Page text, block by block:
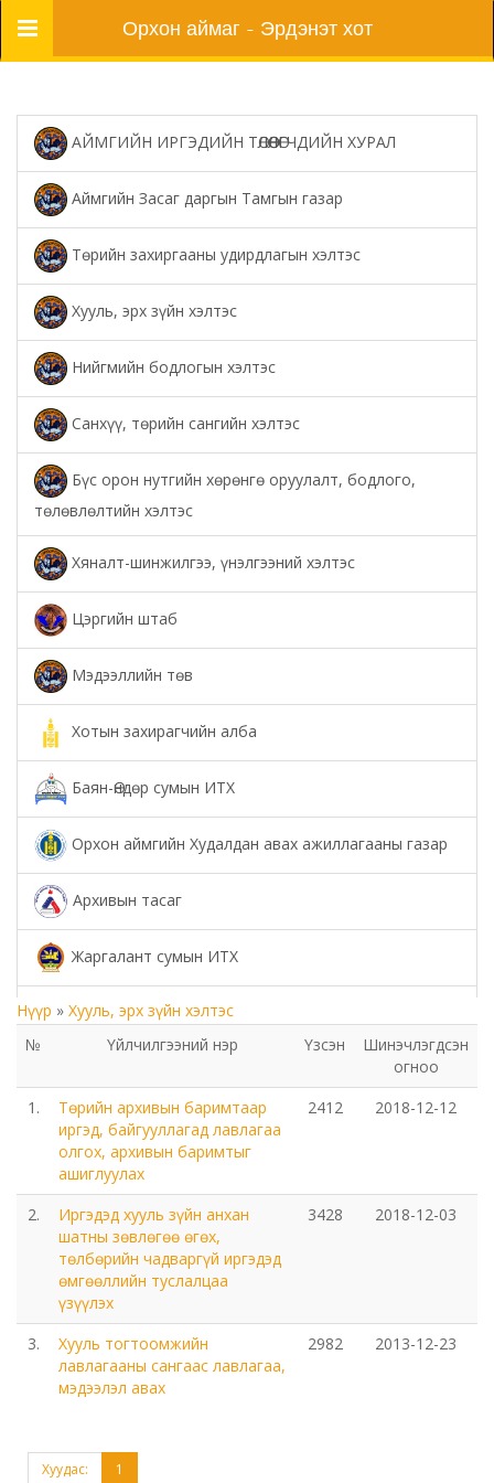
Цэс Орхон аймаг - Эрдэнэт хот
АЙМГИЙН ИРГЭДИЙН ТӨЛӨӨЛӨГЧДИЙН ХУРАЛ
Аймгийн Засаг даргын Тамгын газар
Төрийн захиргааны удирдлагын хэлтэс
Хууль, эрх зүйн хэлтэс
Нийгмийн бодлогын хэлтэс
Санхүү, төрийн сангийн хэлтэс
Бүс орон нутгийн хөрөнгө оруулалт, бодлого,
төлөвлөлтийн хэлтэс
Хяналт-шинжилгээ, үнэлгээний хэлтэс
Цэргийн штаб
Мэдээллийн төв
Хотын захирагчийн алба
Баян-Өндөр сумын ИТХ
Орхон аймгийн Худалдан авах ажиллагааны газар
Архивын тасаг
Жаргалант сумын ИТХ
Төрийн аудитын газар
Орхон аймаг дахь Сум дундын иргэний хэргийн
анхан шатны шүүх
Орхон аймаг дахь Шүүхийн тамгын газар
БОЛОВСРОЛ, ШИНЖЛЭХ УХААНЫ ЯАМНЫ ХАРЬЯА
ОРХОН АЙМАГ ДАХЬ ХӨДӨӨ АЖ АХУЙН МЭРГЭЖЛИЙН
СУРГАЛТ ҮЙЛДВЭРЛЭЛИЙН ТӨВ
Мэргэжлийн сургалт, үйлдвэрлэлийн төв
Нүүр » Хууль, эрх зүйн хэлтэс
№
Үйлчилгээний нэр Үзсэн
Шинэчлэгдсэн
огноо
1.
Төрийн архивын баримтаар
иргэд, байгууллагад лавлагаа
олгох, архивын баримтыг
ашиглуулах
2412 2018-12-12
2.
Иргэдэд хууль зүйн анхан
шатны зөвлөгөө өгөх,
төлбөрийн чадваргүй иргэдэд
өмгөөллийн туслалцаа
үзүүлэх
3428 2018-12-03
3.
Хууль тогтоомжийн
лавлагааны сангаас лавлагаа,
мэдээлэл авах
2982 2013-12-23
Хуудас: 1